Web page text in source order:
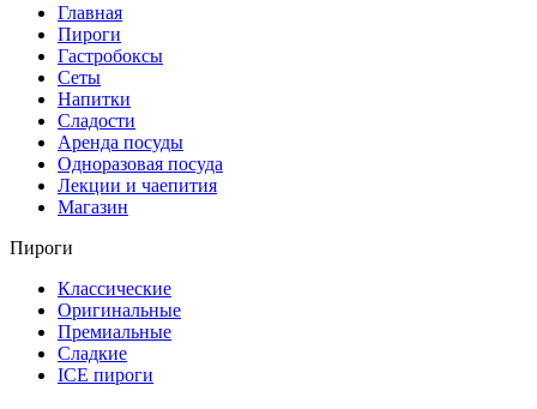
Главная
Пироги
Гастробоксы
Сеты
Напитки
Сладости
Аренда посуды
Одноразовая посуда
Лекции и чаепития
Магазин
Пироги
Классические
Оригинальные
Премиальные
Сладкие
ICE пироги